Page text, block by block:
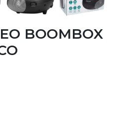
BOOMBOX